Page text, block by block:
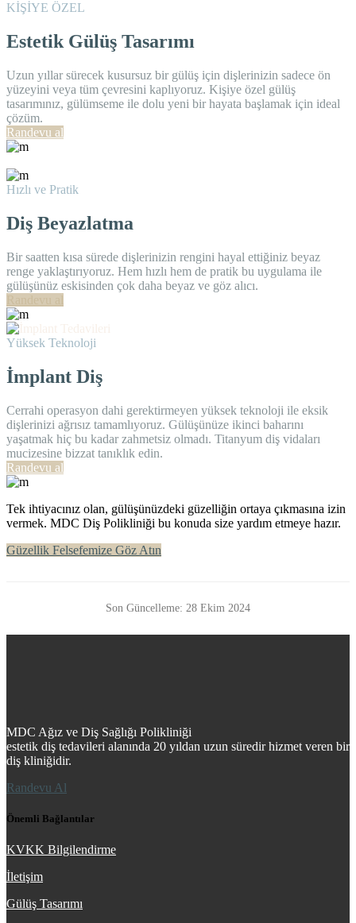
KİŞİYE ÖZEL
Estetik Gülüş Tasarımı
Uzun yıllar sürecek kusursuz bir gülüş için dişlerinizin sadece ön
yüzeyini veya tüm çevresini kaplıyoruz. Kişiye özel gülüş
tasarımınız, gülümseme ile dolu yeni bir hayata başlamak için ideal
çözüm.
Randevu al
Hızlı ve Pratik
Diş Beyazlatma
Bir saatten kısa sürede dişlerinizin rengini hayal ettiğiniz beyaz
renge yaklaştırıyoruz. Hem hızlı hem de pratik bu uygulama ile
gülüşünüz eskisinden çok daha beyaz ve göz alıcı.
Yüksek Teknoloji
İmplant Diş
Cerrahi operasyon dahi gerektirmeyen yüksek teknoloji ile eksik
dişlerinizi ağrısız tamamlıyoruz. Gülüşünüze ikinci baharını
yaşatmak hiç bu kadar zahmetsiz olmadı. Titanyum diş vidaları
mucizesine bizzat tanıklık edin.
Randevu al
Tek ihtiyacınız olan, gülüşünüzdeki güzelliğin ortaya çıkmasına izin
vermek. MDC Diş Polikliniği bu konuda size yardım etmeye hazır.
Güzellik Felsefemize Göz Atın
Son Güncelleme: 28 Ekim 2024
MDC Ağız ve Diş Sağlığı Polikliniği
estetik diş tedavileri alanında 20 yıldan uzun süredir hizmet veren bir
diş kliniğidir.
Randevu Al
Önemli Bağlantılar
KVKK Bilgilendirme
İletişim
Gülüş Tasarımı